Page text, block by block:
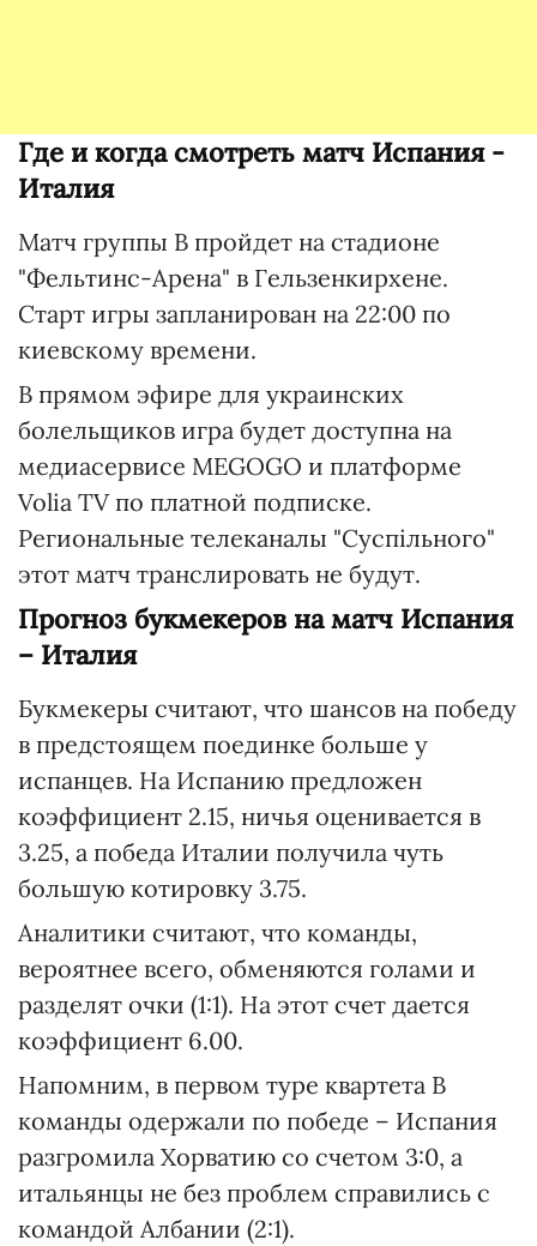
Где и когда смотреть матч Испания -
Италия
Матч группы B пройдет на стадионе
"Фельтинс-Арена" в Гельзенкирхене.
Старт игры запланирован на 22:00 по
киевскому времени.
В прямом эфире для украинских
болельщиков игра будет доступна на
медиасервисе MEGOGO и платформе
Volia TV по платной подписке.
Региональные телеканалы "Суспільного"
этот матч транслировать не будут.
Прогноз букмекеров на матч Испания
– Италия
Букмекеры считают, что шансов на победу
в предстоящем поединке больше у
испанцев. На Испанию предложен
коэффициент 2.15, ничья оценивается в
3.25, а победа Италии получила чуть
большую котировку 3.75.
Аналитики считают, что команды,
вероятнее всего, обменяются голами и
разделят очки (1:1). На этот счет дается
коэффициент 6.00.
Напомним, в первом туре квартета B
команды одержали по победе – Испания
разгромила Хорватию со счетом 3:0, а
итальянцы не без проблем справились с
командой Албании (2:1).